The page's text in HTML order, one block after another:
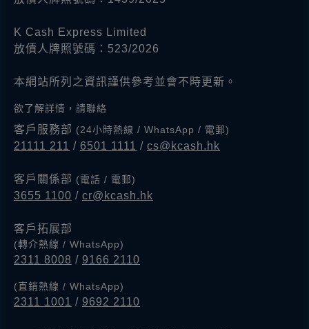
K Cash Express Limited
放債人牌照號碼：523/2026
本網站所列之資訊謹供參考並會不時更新。
欲了解詳情，請聯絡
客戶服務部 (24小時熱線 / WhatsApp / 電郵)
21111 211 / 6501 1111 / cs@kcash.hk
客戶關係部 (電話 / 電郵)
3655 1100 / cr@kcash.hk
客戶拓展部
(轉介熱線 / WhatsApp)
2311 8008 / 9166 2110
(直銷熱線 / WhatsApp)
2311 1001 / 9692 2110